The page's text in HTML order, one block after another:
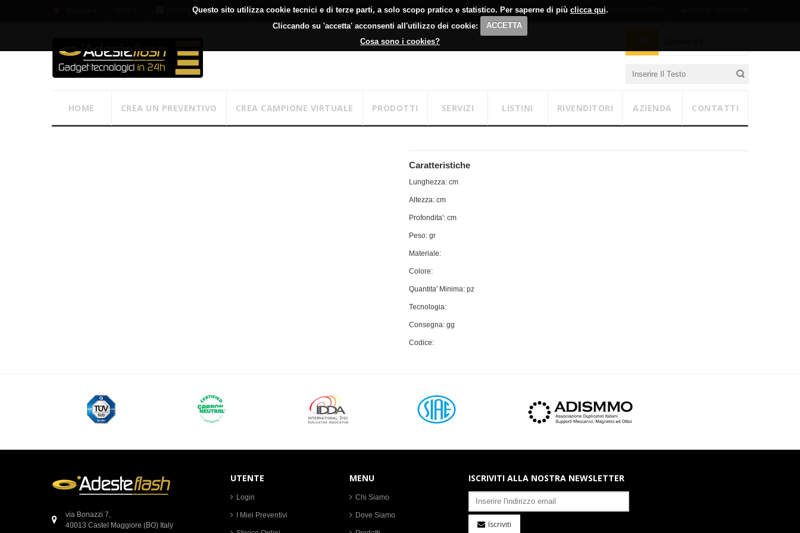
Questo sito utilizza cookie tecnici e di terze parti, a solo scopo pratico e statistico. Per saperne di più clicca qui.
Cliccando su 'accetta' acconsenti all'utilizzo dei cookie:
ACCETTA
Cosa sono i cookies?
info@adesteflash.com +39 051 700355 Lun-Ven 09:00-13:00 / 14:00-18:00 GMT+1
HOME CREA UN PREVENTIVO CREA CAMPIONE VIRTUALE PRODOTTI SERVIZI LISTINI RIVENDITORI AZIENDA CONTATTI
Caratteristiche
Lunghezza: cm
Altezza: cm
Profondita': cm
Peso: gr
Materiale:
Colore:
Quantita' Minima: pz
Tecnologia:
Consegna: gg
Codice:
via Bonazzi 7,
40013 Castel Maggiore (BO) Italy
UTENTE
Login
I Miei Preventivi
MENU
Chi Siamo
Dove Siamo
ISCRIVITI ALLA NOSTRA NEWSLETTER
Iscriviti